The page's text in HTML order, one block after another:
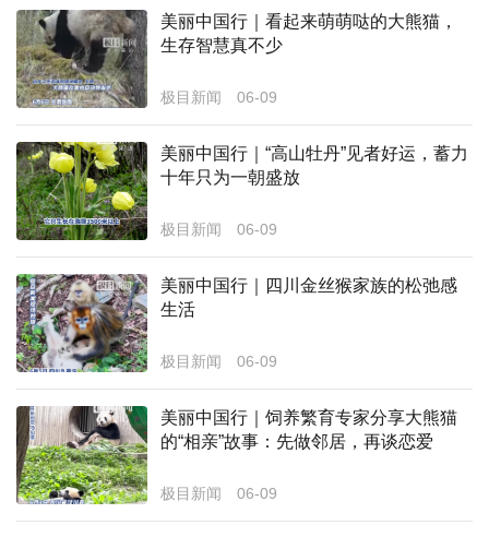
极客圈
经济
城建
科教
健康
相亲
汽车
房产
消费
创意
美丽中国行｜看起来萌萌哒的大熊猫，
生存智慧真不少
极目新闻 06-09
美丽中国行｜“高山牡丹”见者好运，蓄力
十年只为一朝盛放
极目新闻 06-09
美丽中国行｜四川金丝猴家族的松弛感
生活
极目新闻 06-09
美丽中国行｜饲养繁育专家分享大熊猫
的“相亲”故事：先做邻居，再谈恋爱
极目新闻 06-09